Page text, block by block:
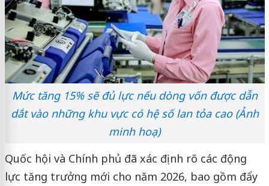
Mức tăng 15% sẽ đủ lực nếu dòng vốn được dẫn
dắt vào những khu vực có hệ số lan tỏa cao (Ảnh
minh hoạ)
Quốc hội và Chính phủ đã xác định rõ các động
lực tăng trưởng mới cho năm 2026, bao gồm đẩy